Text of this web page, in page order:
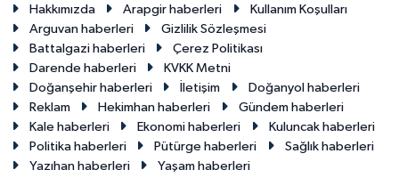
Hakkımızda
Arapgir haberleri
Kullanım Koşulları
Arguvan haberleri
Gizlilik Sözleşmesi
Battalgazi haberleri
Çerez Politikası
Darende haberleri
KVKK Metni
Doğanşehir haberleri
İletişim
Doğanyol haberleri
Reklam
Hekimhan haberleri
Gündem haberleri
Kale haberleri
Ekonomi haberleri
Kuluncak haberleri
Politika haberleri
Pütürge haberleri
Sağlık haberleri
Yazıhan haberleri
Yaşam haberleri